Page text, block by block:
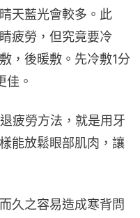
天藍光會較多。此
疲勞，但究竟要冷
，後暖敷。先冷敷1分
佳。
疲勞方法，就是用牙
能放鬆眼部肌肉，讓
久之容易造成寒背問